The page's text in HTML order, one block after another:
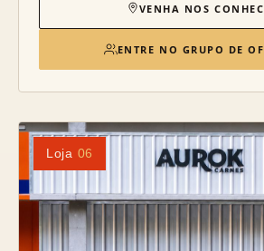
VENHA NOS
ENTRE NO GRUPO DE
Loja 06